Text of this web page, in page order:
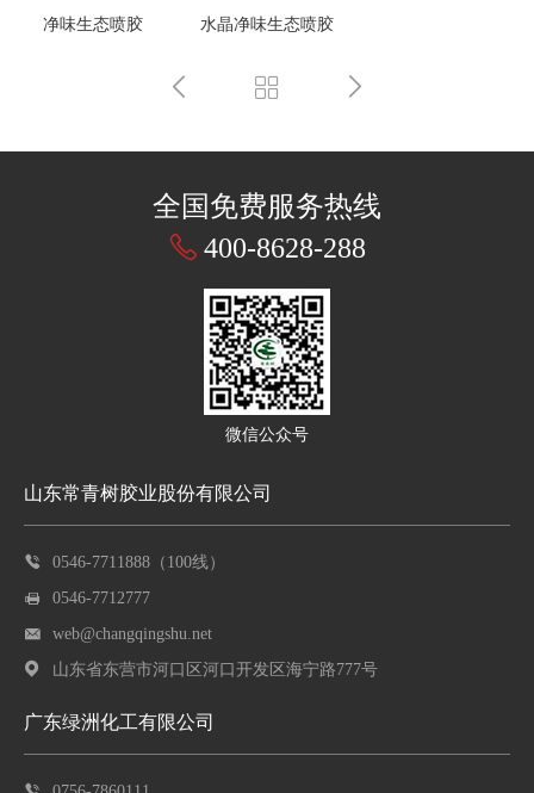
净味生态喷胶 水晶净味生态喷胶
全国免费服务热线
400-8628-288
微信公众号
山东常青树胶业股份有限公司
0546-7711888（100线）
0546-7712777
web@changqingshu.net
山东省东营市河口区河口开发区海宁路777号
广东绿洲化工有限公司